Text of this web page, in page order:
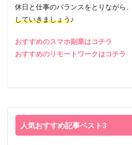
休日と仕事のバランスをとりながら、
していきましょう♪
おすすめのスマホ副業はコチラ
おすすめのリモートワークはコチラ
人気おすすめ記事ベスト3